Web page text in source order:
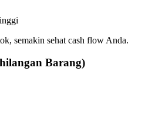
semakin sehat cash flow Anda.
Barang)